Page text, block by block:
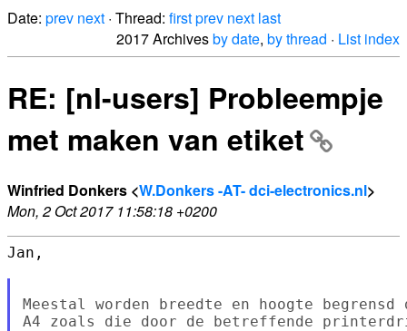
Date: prev next · Thread: firstprev next last
2017 Archivesby date, by thread · List index
RE: [nl-users] Probleempje
met maken van etiket
Winfried Donkers <W.Donkers -AT- dci-electronics.nl>
Mon, 2 Oct 2017 11:58:18 +0200
Jan,
Meestal worden breedte en hoogte
A4 zoals die door de betreffende